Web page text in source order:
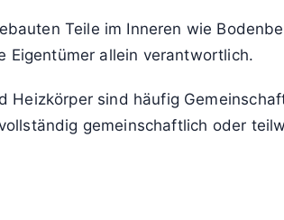
Teile im Inneren wie
Eigentümer allein verantwortlich.
Heizkörper sind häufig
gemeinschaftlich oder